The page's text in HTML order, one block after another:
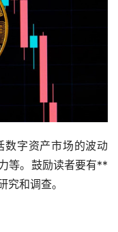
数字资产市场的波动
等。鼓励读者要有**
和调查。